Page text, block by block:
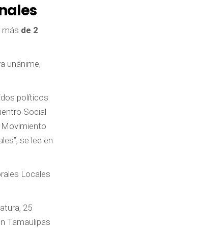
más de 2
unánime,
políticos
Social
Movimiento
se lee en
Locales
25
Tamaulipas